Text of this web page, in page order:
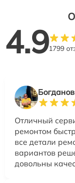
4.91799
Отличный
ремонтом
все детали
вариантов
довольны